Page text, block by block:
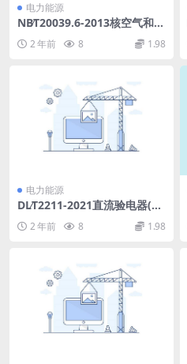
电力能源
NB∕T20039.6-2013核空气和气
体处理规范通风空调与空气净
化第6部分：除雾器(3.49MB)
2 年前 8 1.98
电力能源
DL∕T2211-2021直流验电器(4.
2 年前 8 1.98